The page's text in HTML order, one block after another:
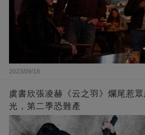
2023/09/18
虞書欣張凌赫《云之羽》爛尾惹
光，第二季恐難產